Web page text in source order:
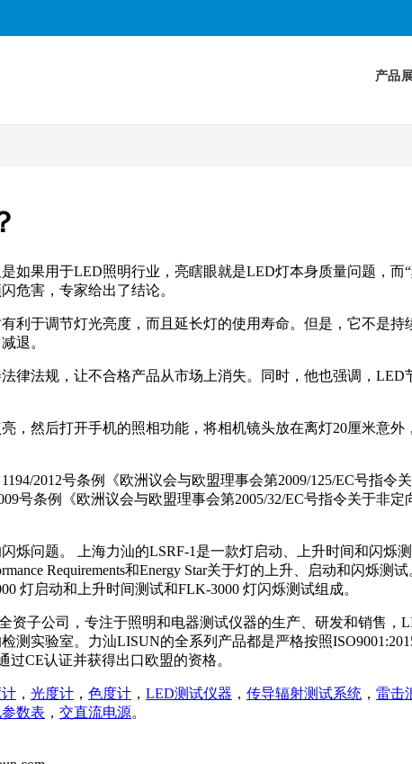
产品
如果用于LED照明行业，亮瞎眼就是LED灯本身质量问题，
危害，专家给出了结论。
利于调节灯光亮度，而且延长灯的使用寿命。但是，它不是
退。
律法规，让不合格产品从市场上消失。同时，他也强调，
，然后打开手机的照相功能，将相机镜头放在离灯20厘米意
2012号条例《欧洲议会与欧盟理事会第2009/125/EC号指
号条例《欧洲议会与欧盟理事会第2005/32/EC号指令关于非
烁问题。 上海力汕的LSRF-1是一款灯启动、上升时间和闪烁
Requirements和Energy Star关于灯的上升、启动和闪烁测
灯启动和上升时间测试和FLK-3000 灯闪烁测试组成。
资子公司，专注于照明和电器测试仪器的生产、研发和销售
测实验室。力汕LISUN的全系列产品都是严格按照
CE认证并获得出口欧盟的资格。
， 光度计 ， 色度计 ， LED测试仪器 ， 传导辐射测试系统 ， 雷击
数表 ， 交直流电源。